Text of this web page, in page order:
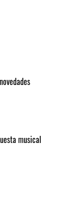
musical